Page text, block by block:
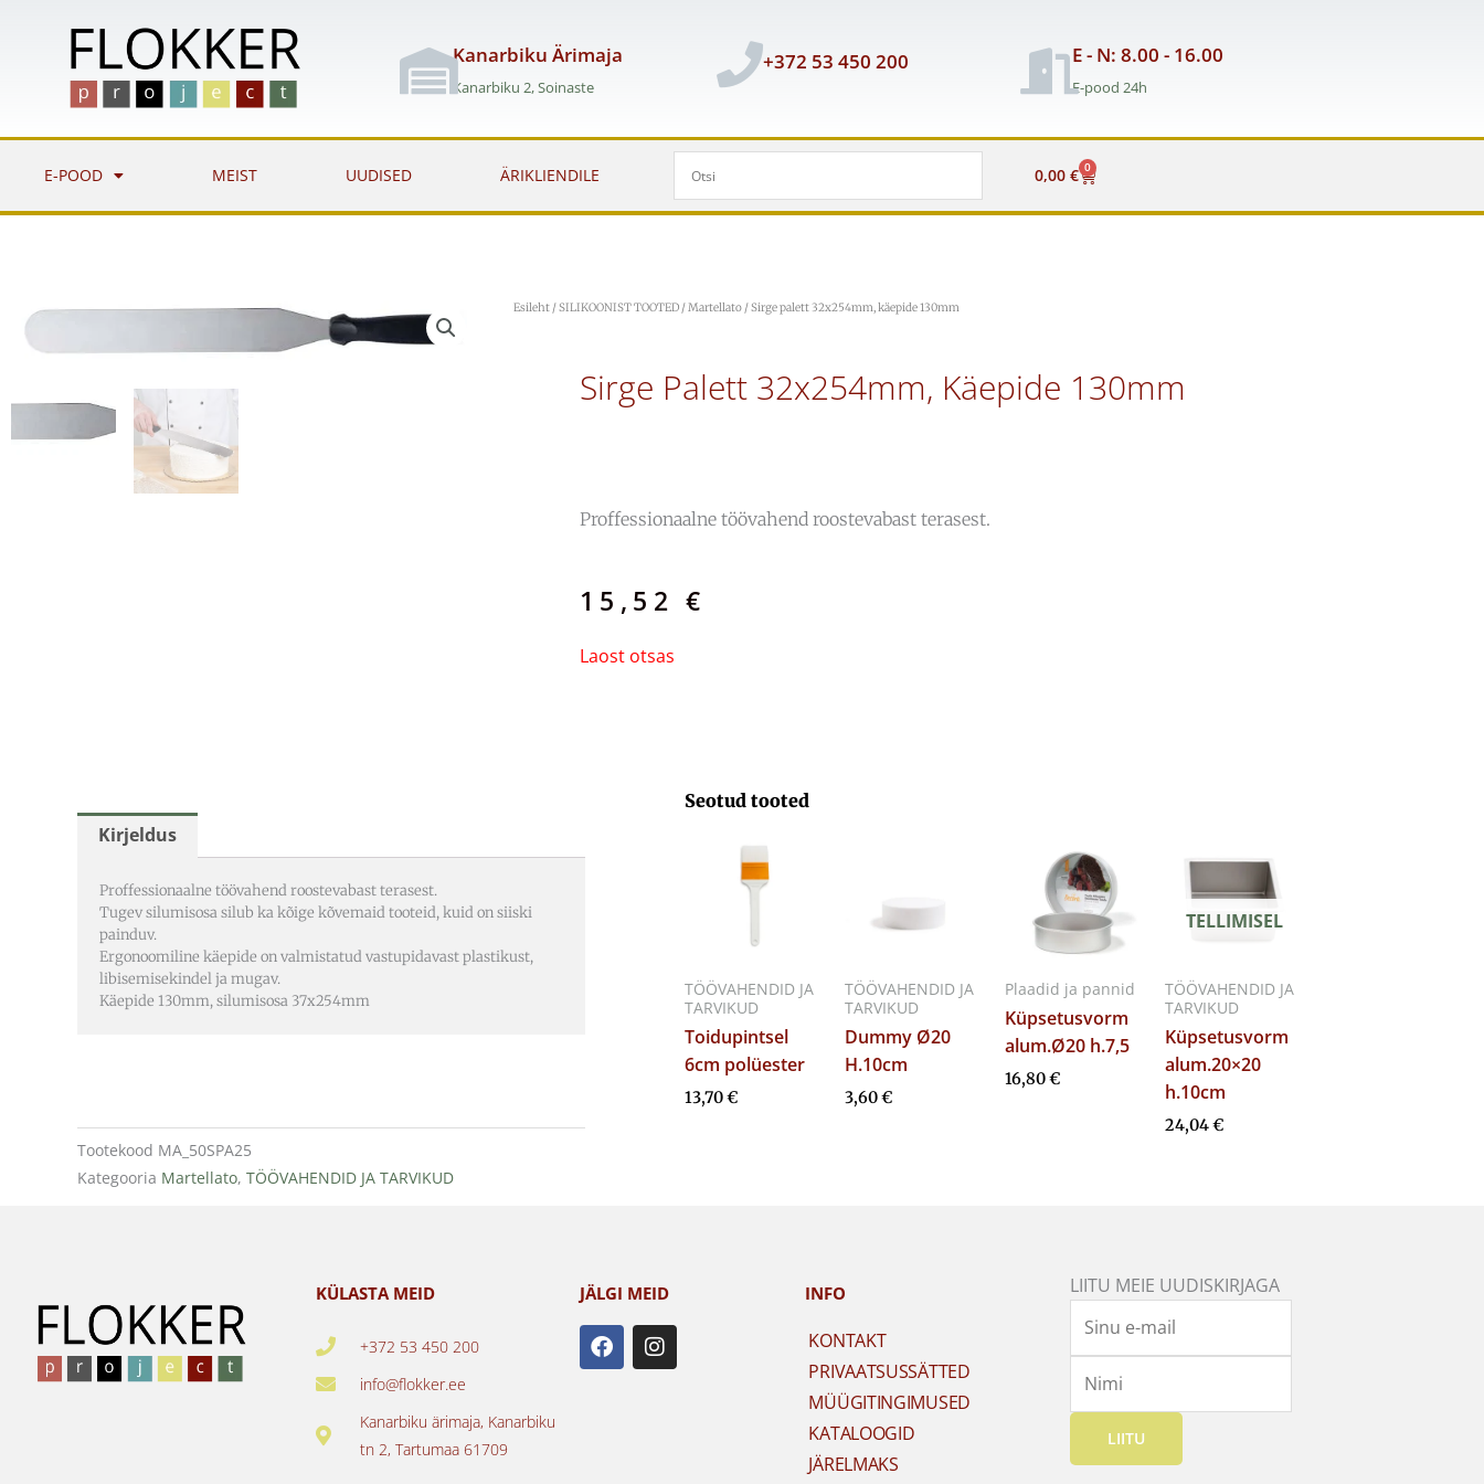
Kanarbiku Ärimaja
Kanarbiku 2, Soinaste
+372 53 450 200 E - N: 8.00 - 16.00
E-pood 24h
E-POOD MEIST UUDISED ÄRIKLIENDILE 0,00 € 0
Cart
Esileht/SILIKOONIST TOOTED/Martellato/ Sirge palett 32x254mm, käepide 130mm
Sirge Palett 32x254mm, Käepide 130mm
Proffessionaalne töövahend roostevabast terasest.
15,52€
Laost otsas
Kirjeldus
Proffessionaalne töövahend roostevabast terasest.
Tugev silumisosa silub ka kõige kõvemaid tooteid, kuid on siiski
painduv.
Ergonoomiline käepide on valmistatud vastupidavast plastikust,
libisemisekindel ja mugav.
Käepide 130mm, silumisosa 37x254mm
Tootekood MA_50SPA25
Kategooria Martellato, TÖÖVAHENDID JA TARVIKUD
Seotud tooted
TÖÖVAHENDID JA
TARVIKUD
Toidupintsel
6cm polüester
13,70€
TÖÖVAHENDID JA
TARVIKUD
Dummy Ø20
H.10cm
3,60€
Plaadid ja pannid
Küpsetusvorm
alum.Ø20 h.7,5
16,80€
TELLIMISEL
TÖÖVAHENDID JA
TARVIKUD
Küpsetusvorm
alum.20×20
h.10cm
24,04€
KÜLASTA MEID
+372 53 450 200
info@flokker.ee
Kanarbiku ärimaja, Kanarbiku
tn 2, Tartumaa 61709
JÄLGI MEID
F
a
c
I
n
s
INFO
KONTAKT
PRIVAATSUSSÄTTED
MÜÜGITINGIMUSED
KATALOOGID
JÄRELMAKS
LIITU MEIE UUDISKIRJAGA
LIITU